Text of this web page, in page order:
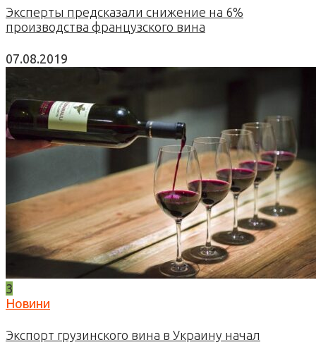
Эксперты предсказали снижение на 6%
производства французского вина
07.08.2019
3
Новини
Экспорт грузинского вина в Украину начал